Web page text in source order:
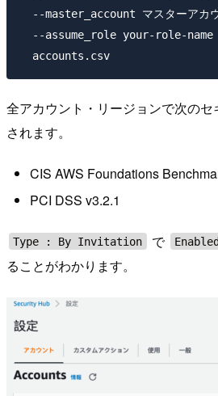
--master_account マスターアカ
--assume_role your-role-name
全アカウント・リージョンで次の
されます。
CIS AWS Foundations
PCI DSS v3.2.1
Type : By Invitation で Enabled
ることがわかります。